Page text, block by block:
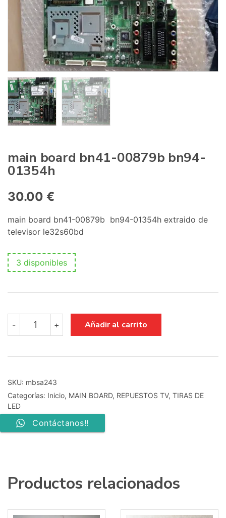
main board bn41-00879b bn94-
01354h
30.00 €
main board bn41-00879b bn94-01354h extraido de
televisor le32s60bd
3 disponibles
-
board
bn41-
bn94-
cantidad
+ Añadir al carrito
SKU: mbsa243
Categorías: Inicio, MAIN BOARD, REPUESTOS TV, TIRAS DE
LED
Contáctanos!!
Productos relacionados